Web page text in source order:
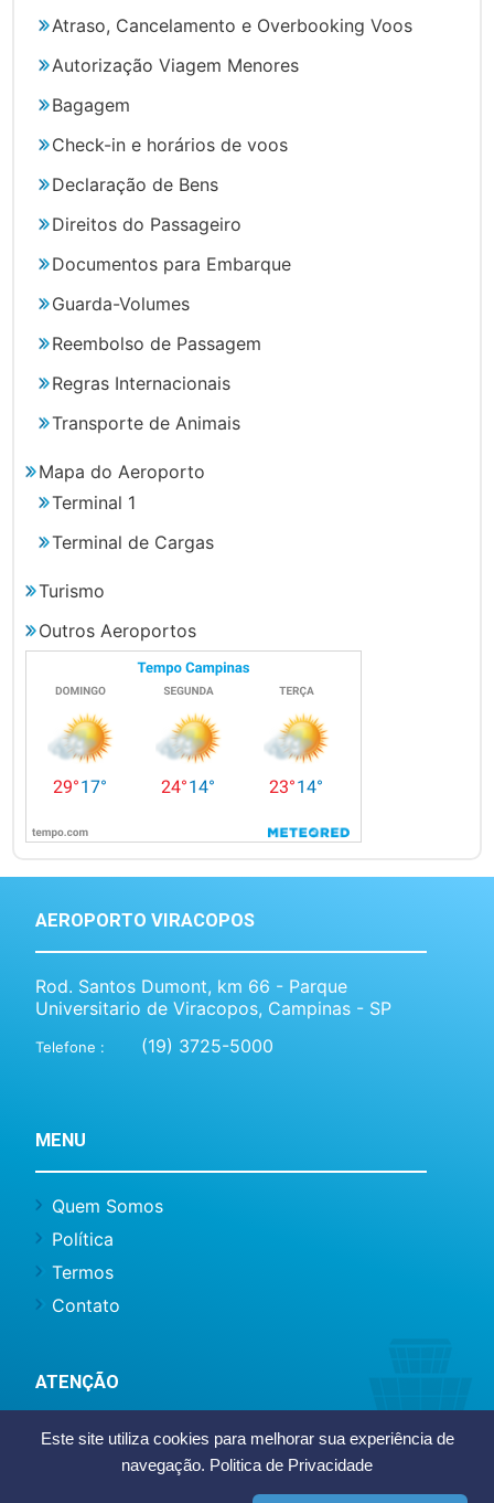
Este site utiliza cookies para melhorar sua experiência de
navegação. Politica de Privacidade
Atraso, Cancelamento e Overbooking Voos
Autorização Viagem Menores
Bagagem
Check-in e horários de voos
Declaração de Bens
Direitos do Passageiro
Documentos para Embarque
Guarda-Volumes
Reembolso de Passagem
Regras Internacionais
Transporte de Animais
Mapa do Aeroporto
Terminal 1
Terminal de Cargas
Turismo
Outros Aeroportos
AEROPORTO VIRACOPOS
Rod. Santos Dumont, km 66 - Parque
Universitario de Viracopos, Campinas - SP
Telefone : (19) 3725-5000
MENU
Quem Somos
Política
Termos
Contato
ATENÇÃO
Este site não representa o Aeroporto
Internacional de Viracopos ou Infraero, somos
um site de caráter informativo e notícias.